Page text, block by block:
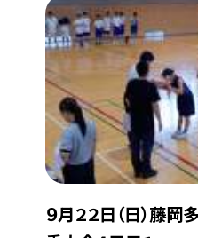
９月２２日（日）藤